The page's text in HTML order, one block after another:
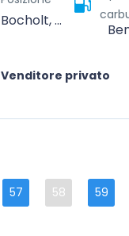
Bocholt, Maaseik, Limburg, Vlaanderen, 3950, België
Venditore privato
57 58 59